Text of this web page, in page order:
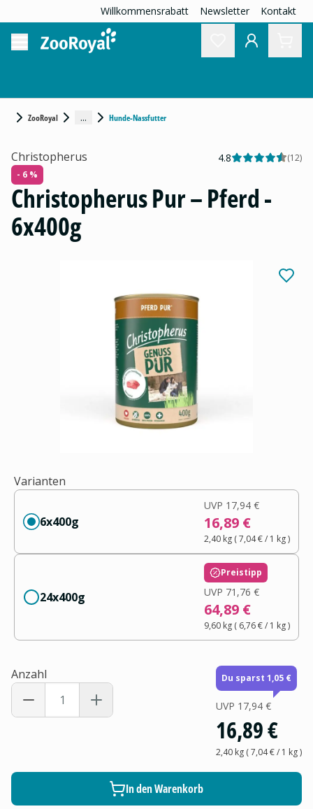
Willkommensrabatt Newsletter Kontakt
ZooRoyal ... Hunde-Nassfutter
Christopherus 4.8 (12)
- 6 %
Christopherus Pur – Pferd -
6x400g
Varianten
6x400g
UVP 17,94 €
16,89 €
2,40 kg(7,04 €/ 1 kg)
24x400g
Preistipp
UVP 71,76 €
64,89 €
9,60 kg( 6,76 €/ 1 kg)
Anzahl Du sparst 1,05 €
UVP 17,94 €
16,89 €
2,40 kg(7,04 €/ 1 kg)
In den Warenkorb